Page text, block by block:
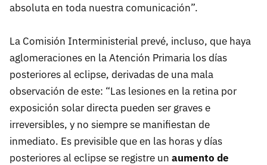
absoluta en toda nuestra comunicación”.
La Comisión Interministerial prevé, incluso, que haya
aglomeraciones en la Atención Primaria los días
posteriores al eclipse, derivadas de una mala
observación de este: “Las lesiones en la retina por
exposición solar directa pueden ser graves e
irreversibles, y no siempre se manifiestan de
inmediato. Es previsible que en las horas y días
posteriores al eclipse se registre un aumento de